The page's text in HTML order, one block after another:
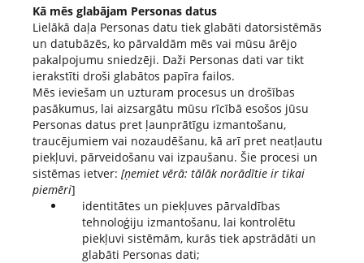
Kā mēs glabājam Personas datus
Lielākā daļa Personas datu tiek glabāti datorsistēmās
un datubāzēs, ko pārvaldām mēs vai mūsu ārējo
pakalpojumu sniedzēji. Daži Personas dati var tikt
ierakstīti droši glabātos papīra failos.
Mēs ieviešam un uzturam procesus un drošības
pasākumus, lai aizsargātu mūsu rīcībā esošos jūsu
Personas datus pret ļaunprātīgu izmantošanu,
traucējumiem vai nozaudēšanu, kā arī pret neatļautu
piekļuvi, pārveidošanu vai izpaušanu. Šie procesi un
sistēmas ietver: [ņemiet vērā: tālāk norādītie ir tikai
piemēri]
identitātes un piekļuves pārvaldības
tehnoloģiju izmantošanu, lai kontrolētu
piekļuvi sistēmām, kurās tiek apstrādāti un
glabāti Personas dati;